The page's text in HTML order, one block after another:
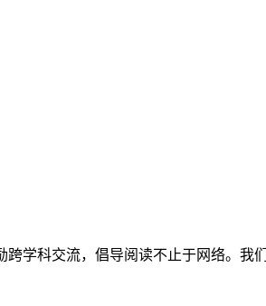
学科交流，倡导阅读不止于网络。我